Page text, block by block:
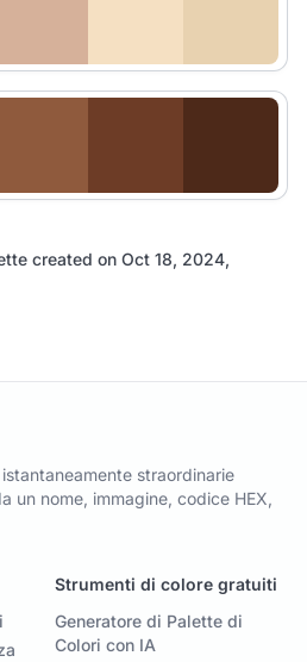
created on Oct 18, 2024,
straordinarie
un nome, immagine, codice HEX,
Strumenti di colore gratuiti
Generatore di Palette di
Colori con IA